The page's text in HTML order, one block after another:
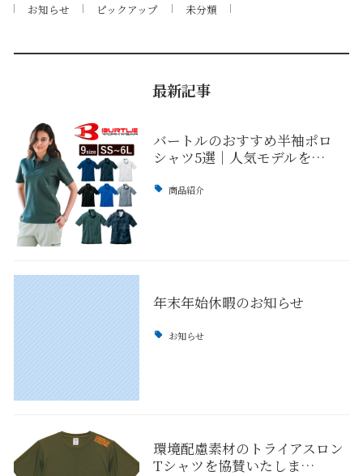
お知らせ ピックアップ 未分類
最新記事
バートルのおすすめ半袖ポロ
シャツ5選｜人気モデルを…
商品紹介
年末年始休暇のお知らせ
お知らせ
環境配慮素材のトライアスロン
Tシャツを協賛いたしま…